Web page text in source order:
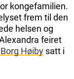
kongefamilien.
frem til den
helsen og
feiret
Høiby satt i